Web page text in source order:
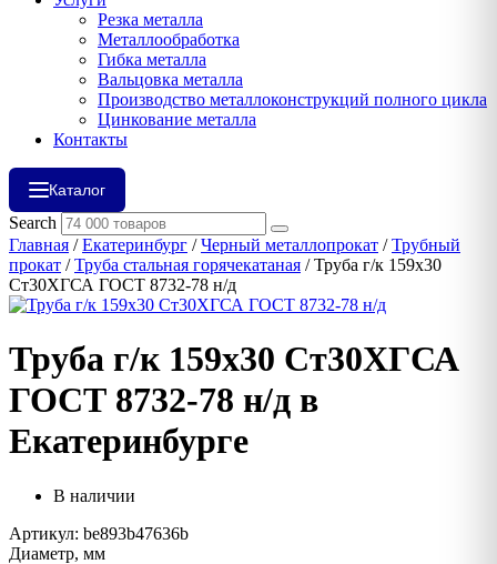
Резка металла
Металлообработка
Гибка металла
Вальцовка металла
Производство металлоконструкций полного цикла
Цинкование металла
Контакты
Каталог
Search
Главная /Екатеринбург /Черный металлопрокат /Трубный
прокат /Труба стальная горячекатаная / Труба г/к 159х30
Ст30ХГСА ГОСТ 8732-78 н/д
Труба г/к 159х30 Ст30ХГСА
ГОСТ 8732-78 н/д в
Екатеринбурге
В наличии
Артикул: be893b47636b
Диаметр, мм